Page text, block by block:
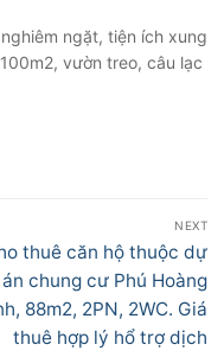
ngặt, tiện ích xung
vườn treo, câu lạc
NEXT
thuê căn hộ thuộc dự
án chung cư Phú Hoàng
88m2, 2PN, 2WC. Giá
thuê hợp lý hổ trợ dịch